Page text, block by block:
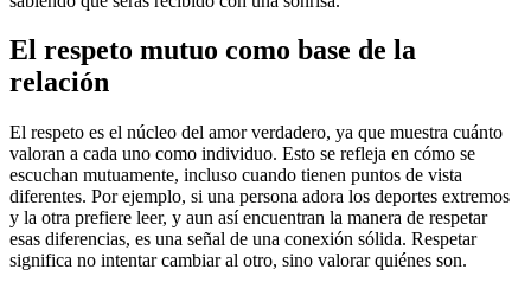
El respeto mutuo como base de la
relación
El respeto es el núcleo del amor verdadero, ya que muestra cuánto
valoran a cada uno como individuo. Esto se refleja en cómo se
escuchan mutuamente, incluso cuando tienen puntos de vista
diferentes. Por ejemplo, si una persona adora los deportes extremos
y la otra prefiere leer, y aun así encuentran la manera de respetar
esas diferencias, es una señal de una conexión sólida. Respetar
significa no intentar cambiar al otro, sino valorar quiénes son.